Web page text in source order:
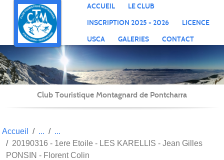
ACCUEIL
LE CLUB
INSCRIPTION 2025 - 2026
LICENCE
USCA
GALERIES CONTACT
Club Touristique Montagnard de Pontcharra
Accueil
20190316 - 1ere Etoile - LES KARELLIS - Jean Gilles
PONSIN - Florent Colin
Panneau de gestion des cookies